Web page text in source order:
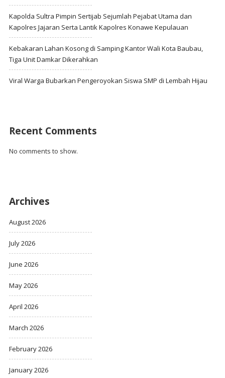
Kapolda Sultra Pimpin Sertijab Sejumlah Pejabat Utama dan
Kapolres Jajaran Serta Lantik Kapolres Konawe Kepulauan
Kebakaran Lahan Kosong di Samping Kantor Wali Kota Baubau,
Tiga Unit Damkar Dikerahkan
Viral Warga Bubarkan Pengeroyokan Siswa SMP di Lembah Hijau
Recent Comments
No comments to show.
Archives
August 2026
July 2026
June 2026
May 2026
April 2026
March 2026
February 2026
January 2026